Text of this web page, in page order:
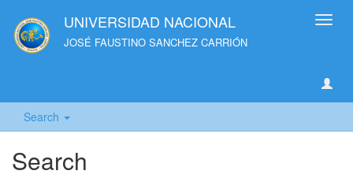
UNIVERSIDAD NACIONAL
JOSÉ FAUSTINO SANCHEZ CARRIÓN
Search
Search